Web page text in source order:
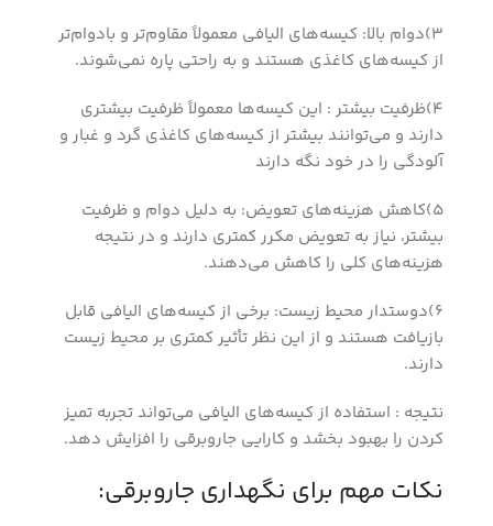
3)دوام بالا: کیسه‌های الیافی معمولاً مقاوم‌تر و بادوام‌تر
از کیسه‌های کاغذی هستند و به راحتی پاره نمی‌شوند.
4)ظرفیت بیشتر : این کیسه‌ها معمولاً ظرفیت بیشتری
دارند و می‌توانند بیشتر از کیسه‌های کاغذی گرد و غبار و
آلودگی را در خود نگه دارند
5)کاهش هزینه‌های تعویض: به دلیل دوام و ظرفیت
بیشتر، نیاز به تعویض مکرر کمتری دارند و در نتیجه
هزینه‌های کلی را کاهش می‌دهند.
6)دوستدار محیط زیست: برخی از کیسه‌های الیافی قابل
بازیافت هستند و از این نظر تأثیر کمتری بر محیط زیست
دارند.
نتیجه : استفاده از کیسه‌های الیافی می‌تواند تجربه تمیز
کردن را بهبود بخشد و کارایی جاروبرقی را افزایش دهد.
نکات مهم برای نگهداری جاروبرقی: